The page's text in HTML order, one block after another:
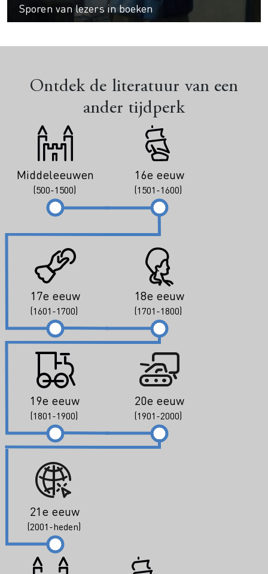
Sporen van lezers in boeken
Ontdek de literatuur van een
ander tijdperk
Middeleeuwen
(500-1500)
16e eeuw
(1501-1600)
17e eeuw
(1601-1700)
18e eeuw
(1701-1800)
19e eeuw
(1801-1900)
20e eeuw
(1901-2000)
21e eeuw
(2001-heden)